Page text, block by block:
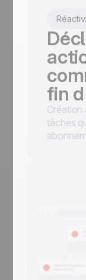
fin
Création
tâches